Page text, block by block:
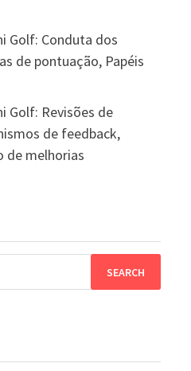
Golf: Conduta dos
de pontuação, Papéis
Golf: Revisões de
de feedback,
de melhorias